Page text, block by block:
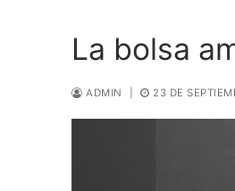
La bolsa
ADMIN 23 DE